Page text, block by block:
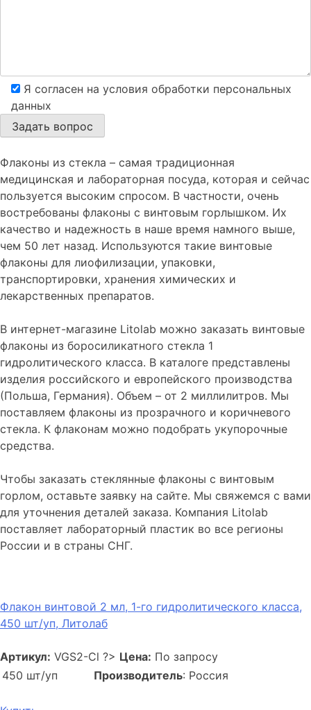
Я согласен на условия обработки персональных
данных
Флаконы из стекла – самая традиционная
медицинская и лабораторная посуда, которая и сейчас
пользуется высоким спросом. В частности, очень
востребованы флаконы с винтовым горлышком. Их
качество и надежность в наше время намного выше,
чем 50 лет назад. Используются такие винтовые
флаконы для лиофилизации, упаковки,
транспортировки, хранения химических и
лекарственных препаратов.
В интернет-магазине Litolab можно заказать винтовые
флаконы из боросиликатного стекла 1
гидролитического класса. В каталоге представлены
изделия российского и европейского производства
(Польша, Германия). Объем – от 2 миллилитров. Мы
поставляем флаконы из прозрачного и коричневого
стекла. К флаконам можно подобрать укупорочные
средства.
Чтобы заказать стеклянные флаконы с винтовым
горлом, оставьте заявку на сайте. Мы свяжемся с вами
для уточнения деталей заказа. Компания Litolab
поставляет лабораторный пластик во все регионы
России и в страны СНГ.
Флакон винтовой 2 мл, 1-го гидролитического класса,
450 шт/уп, Литолаб
Артикул: VGS2-Cl ?> Цена: По запросу
450 шт/уп
Производитель: Россия